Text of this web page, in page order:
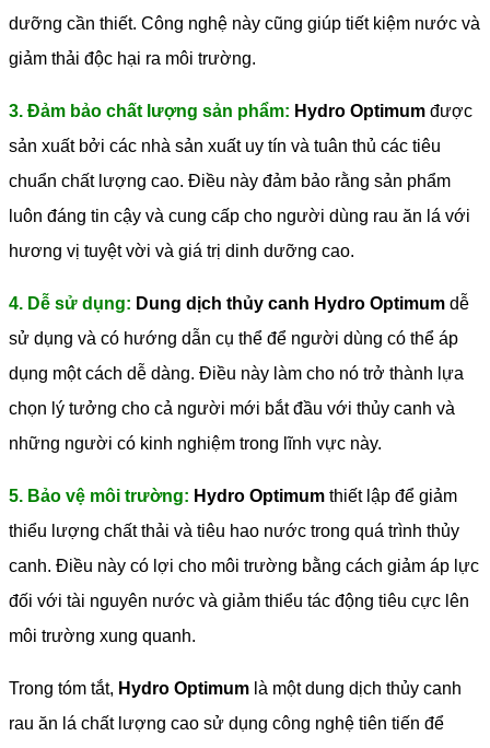
dưỡng cần thiết. Công nghệ này cũng giúp tiết kiệm nước và
giảm thải độc hại ra môi trường.
3. Đảm bảo chất lượng sản phẩm: Hydro Optimum được
sản xuất bởi các nhà sản xuất uy tín và tuân thủ các tiêu
chuẩn chất lượng cao. Điều này đảm bảo rằng sản phẩm
luôn đáng tin cậy và cung cấp cho người dùng rau ăn lá với
hương vị tuyệt vời và giá trị dinh dưỡng cao.
4. Dễ sử dụng: Dung dịch thủy canh Hydro Optimum dễ
sử dụng và có hướng dẫn cụ thể để người dùng có thể áp
dụng một cách dễ dàng. Điều này làm cho nó trở thành lựa
chọn lý tưởng cho cả người mới bắt đầu với thủy canh và
những người có kinh nghiệm trong lĩnh vực này.
5. Bảo vệ môi trường: Hydro Optimum thiết lập để giảm
thiểu lượng chất thải và tiêu hao nước trong quá trình thủy
canh. Điều này có lợi cho môi trường bằng cách giảm áp lực
đối với tài nguyên nước và giảm thiểu tác động tiêu cực lên
môi trường xung quanh.
Trong tóm tắt, Hydro Optimum là một dung dịch thủy canh
rau ăn lá chất lượng cao sử dụng công nghệ tiên tiến để